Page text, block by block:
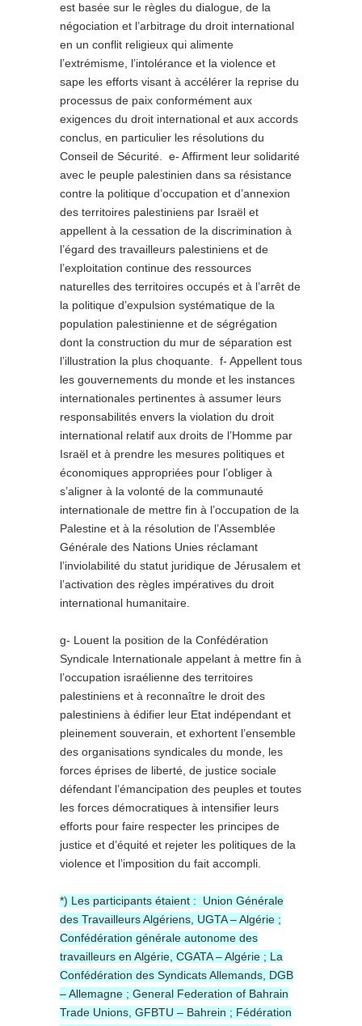
est basée sur le règles du dialogue, de la
négociation et l’arbitrage du droit international
en un conflit religieux qui alimente
l’extrémisme, l’intolérance et la violence et
sape les efforts visant à accélérer la reprise du
processus de paix conformément aux
exigences du droit international et aux accords
conclus, en particulier les résolutions du
Conseil de Sécurité. e- Affirment leur solidarité
avec le peuple palestinien dans sa résistance
contre la politique d’occupation et d’annexion
des territoires palestiniens par Israël et
appellent à la cessation de la discrimination à
l’égard des travailleurs palestiniens et de
l’exploitation continue des ressources
naturelles des territoires occupés et à l’arrêt de
la politique d’expulsion systématique de la
population palestinienne et de ségrégation
dont la construction du mur de séparation est
l’illustration la plus choquante. f- Appellent tous
les gouvernements du monde et les instances
internationales pertinentes à assumer leurs
responsabilités envers la violation du droit
international relatif aux droits de l’Homme par
Israël et à prendre les mesures politiques et
économiques appropriées pour l’obliger à
s’aligner à la volonté de la communauté
internationale de mettre fin à l’occupation de la
Palestine et à la résolution de l’Assemblée
Générale des Nations Unies réclamant
l’inviolabilité du statut juridique de Jérusalem et
l’activation des règles impératives du droit
international humanitaire.
g- Louent la position de la Confédération
Syndicale Internationale appelant à mettre fin à
l’occupation israélienne des territoires
palestiniens et à reconnaître le droit des
palestiniens à édifier leur Etat indépendant et
pleinement souverain, et exhortent l’ensemble
des organisations syndicales du monde, les
forces éprises de liberté, de justice sociale
défendant l’émancipation des peuples et toutes
les forces démocratiques à intensifier leurs
efforts pour faire respecter les principes de
justice et d’équité et rejeter les politiques de la
violence et l’imposition du fait accompli.
*) Les participants étaient : Union Générale
des Travailleurs Algériens, UGTA – Algérie ;
Confédération générale autonome des
travailleurs en Algérie, CGATA – Algérie ; La
Confédération des Syndicats Allemands, DGB
– Allemagne ; General Federation of Bahrain
Trade Unions, GFBTU – Bahrein ; Fédération